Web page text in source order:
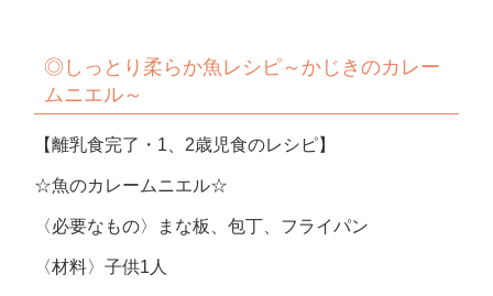
◎しっとり柔らか魚レシピ～かじきのカレー
ムニエル～
【離乳食完了・1、2歳児食のレシピ】
☆魚のカレームニエル☆
〈必要なもの〉まな板、包丁、フライパン
〈材料〉子供1人